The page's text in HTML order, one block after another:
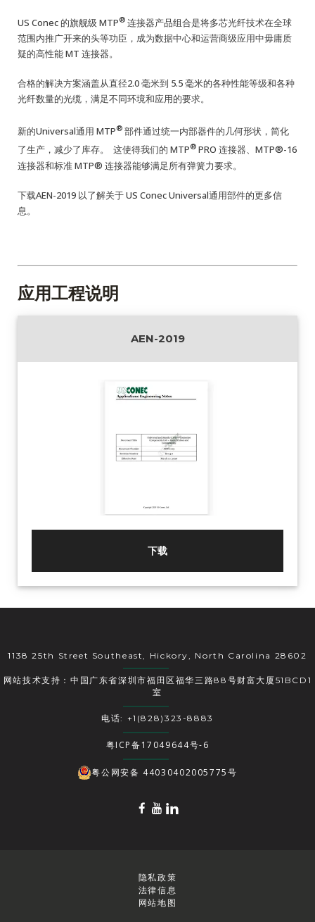
US Conec 的旗舰级 MTP® 连接器产品组合是将多芯光纤技术在全球
范围内推广开来的头等功臣，成为数据中心和运营商级应用中毋庸质
疑的高性能 MT 连接器。
合格的解决方案涵盖从直径2.0 毫米到 5.5 毫米的各种性能等级和各种
光纤数量的光缆，满足不同环境和应用的要求。
新的Universal通用 MTP® 部件通过统一内部器件的几何形状，简化
了生产，减少了库存。 这使得我们的 MTP® PRO 连接器、MTP®-16
连接器和标准 MTP® 连接器能够满足所有弹簧力要求。
下载AEN-2019 以了解关于 US Conec Universal通用部件的更多信
息。
应用工程说明
AEN-2019
下载
1138 25th Street Southeast, Hickory, North Carolina 28602
网站技术支持：中国广东省深圳市福田区福华三路88号财富大厦51BCD1
室
电话: +1(828)323-8883
粤ICP备17049644号-6
粤公网安备 44030402005775号
隐私政策
法律信息
网站地图